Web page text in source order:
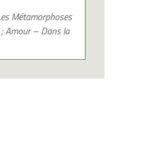
Métamorphoses
Amour – Dans la